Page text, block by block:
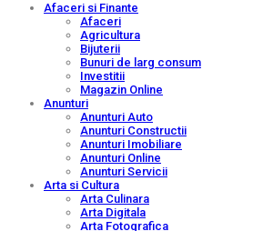
Afaceri si Finante
Afaceri
Agricultura
Bijuterii
Bunuri de larg consum
Investitii
Magazin Online
Anunturi
Anunturi Auto
Anunturi Constructii
Anunturi Imobiliare
Anunturi Online
Anunturi Servicii
Arta si Cultura
Arta Culinara
Arta Digitala
Arta Fotografica